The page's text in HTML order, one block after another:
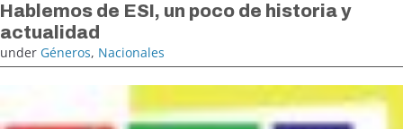
Hablemos de ESI, un poco de historia y
actualidad
under Géneros, Nacionales